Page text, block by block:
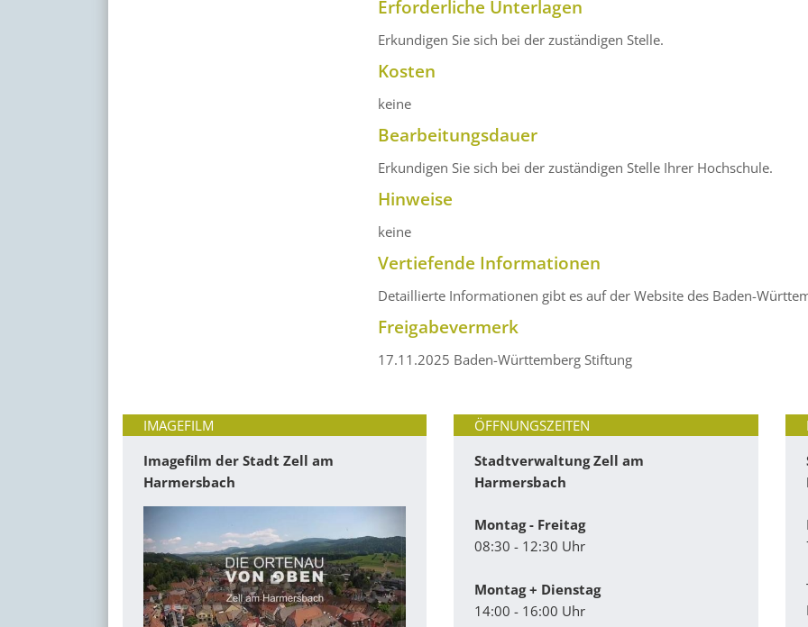
Erforderliche Unterlagen
Erkundigen Sie sich bei der zuständigen Stelle.
Kosten
keine
Bearbeitungsdauer
Erkundigen Sie sich bei der zuständigen Stelle Ihrer Hochschule.
Hinweise
keine
Vertiefende Informationen
Detaillierte Informationen gibt es auf der Website des Baden-
Freigabevermerk
17.11.2025 Baden-Württemberg Stiftung
IMAGEFILM
Imagefilm der Stadt Zell am
Harmersbach
ÖFFNUNGSZEITEN
Stadtverwaltung Zell am
Harmersbach
Montag - Freitag
08:30 - 12:30 Uhr
Montag + Dienstag
14:00 - 16:00 Uhr